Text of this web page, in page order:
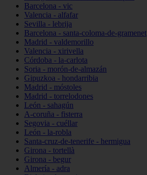
Barcelona - vic
Valencia - alfafar
Sevilla - lebrija
Barcelona - santa-coloma-de-gramenet
Madrid - valdemorillo
Valencia - xirivella
Córdoba - la-carlota
Soria - morón-de-almazán
Gipuzkoa - hondarribia
Madrid - móstoles
Madrid - torrelodones
León - sahagún
A-coruña - fisterra
Segovia - cuéllar
León - la-robla
Santa-cruz-de-tenerife - hermigua
Girona - tortellà
Girona - begur
Almería - adra